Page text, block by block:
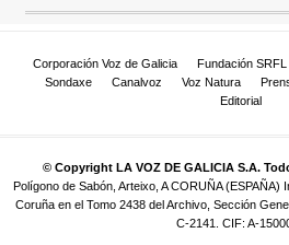
Corporación Voz de Galicia Fundación SRFL
Sondaxe
Canalvoz Voz Natura
Editorial
© Copyright LA VOZ DE GALICIA S.A.
Polígono de Sabón, Arteixo, A CORUÑA (ESPAÑA)
Coruña en el Tomo 2438 del Archivo, Sección
C-2141. CIF: A-